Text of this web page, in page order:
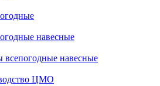
навесные
навесные
ЦМО